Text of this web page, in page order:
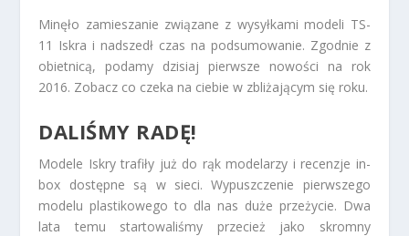
Minęło zamieszanie związane z wysyłkami modeli TS-
11 Iskra i nadszedł czas na podsumowanie. Zgodnie z
obietnicą, podamy dzisiaj pierwsze nowości na rok
2016. Zobacz co czeka na ciebie w zbliżającym się roku.
DALIŚMY RADĘ!
Modele Iskry trafiły już do rąk modelarzy i recenzje in-
box dostępne są w sieci. Wypuszczenie pierwszego
modelu plastikowego to dla nas duże przeżycie. Dwa
lata temu startowaliśmy przecież jako skromny